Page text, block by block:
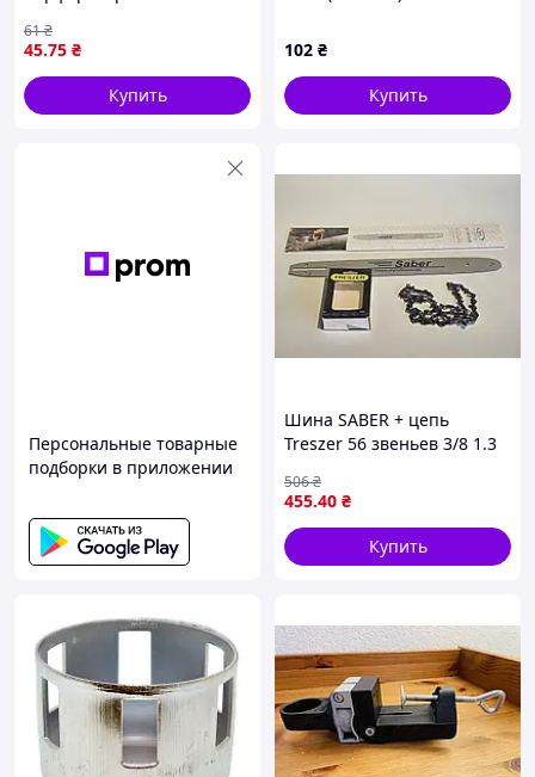
231953-4 — для сборки
ударного механизма
45.75 ₴
61₴
Купить
102 ₴
Купить
Персональные товарные
подборки в приложении
Шина SABER + цепь
Treszer 56 звеньев 3/8 1.3
бензопил Hus 236, 240
455.40 ₴
506₴
Купить